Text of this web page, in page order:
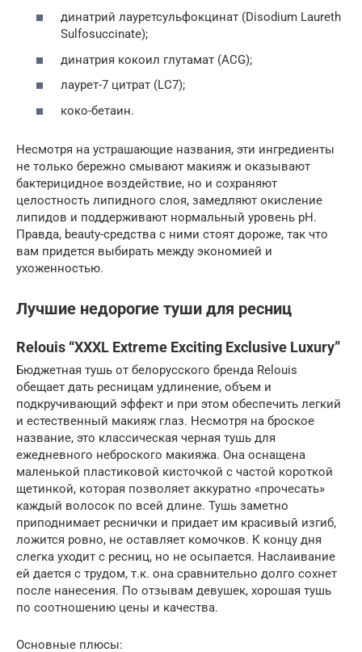
динатрий лауретсульфокцинат (Disodium Laureth
Sulfosuccinate);
динатрия кокоил глутамат (ACG);
лаурет-7 цитрат (LC7);
коко-бетаин.
Несмотря на устрашающие названия, эти ингредиенты
не только бережно смывают макияж и оказывают
бактерицидное воздействие, но и сохраняют
целостность липидного слоя, замедляют окисление
липидов и поддерживают нормальный уровень pH.
Правда, beauty-средства с ними стоят дороже, так что
вам придется выбирать между экономией и
ухоженностью.
Лучшие недорогие туши для ресниц
Relouis “XXXL Extreme Exciting Exclusive Luxury”
Бюджетная тушь от белорусского бренда Relouis
обещает дать ресницам удлинение, объем и
подкручивающий эффект и при этом обеспечить легкий
и естественный макияж глаз. Несмотря на броское
название, это классическая черная тушь для
ежедневного неброского макияжа. Она оснащена
маленькой пластиковой кисточкой с частой короткой
щетинкой, которая позволяет аккуратно «прочесать»
каждый волосок по всей длине. Тушь заметно
приподнимает реснички и придает им красивый изгиб,
ложится ровно, не оставляет комочков. К концу дня
слегка уходит с ресниц, но не осыпается. Наслаивание
ей дается с трудом, т.к. она сравнительно долго сохнет
после нанесения. По отзывам девушек, хорошая тушь
по соотношению цены и качества.
Основные плюсы: